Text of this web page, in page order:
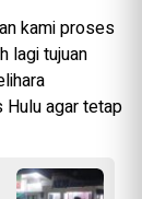
kami proses
lagi tujuan
agar tetap